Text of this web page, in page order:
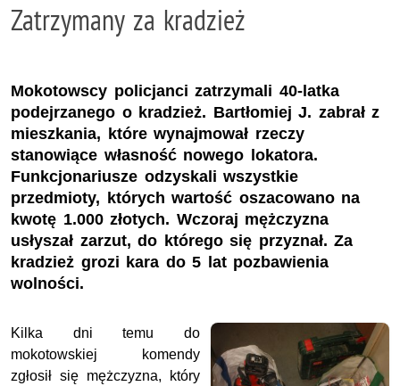
Zatrzymany za kradzież
Mokotowscy policjanci zatrzymali 40-latka
podejrzanego o kradzież. Bartłomiej J. zabrał z
mieszkania, które wynajmował rzeczy
stanowiące własność nowego lokatora.
Funkcjonariusze odzyskali wszystkie
przedmioty, których wartość oszacowano na
kwotę 1.000 złotych. Wczoraj mężczyzna
usłyszał zarzut, do którego się przyznał. Za
kradzież grozi kara do 5 lat pozbawienia
wolności.
Kilka dni temu do
mokotowskiej komendy
zgłosił się mężczyzna, który